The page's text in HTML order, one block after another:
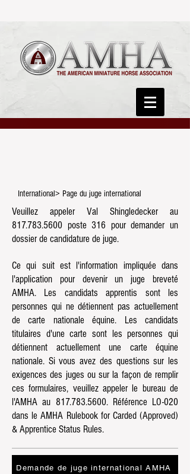
International> Page du juge international
Veuillez appeler Val Shingledecker au
817.783.5600 poste 316 pour demander un
dossier de candidature de juge.
Ce qui suit est l'information impliquée dans
l'application pour devenir un juge breveté
AMHA. Les candidats apprentis sont les
personnes qui ne détiennent pas actuellement
de carte nationale équine. Les candidats
titulaires d'une carte sont les personnes qui
détiennent actuellement une carte équine
nationale. Si vous avez des questions sur les
exigences des juges ou sur la façon de remplir
ces formulaires, veuillez appeler le bureau de
l'AMHA au 817.783.5600. Référence LO-020
dans le AMHA Rulebook for Carded (Approved)
& Apprentice Status Rules.
Demande de juge international AMHA